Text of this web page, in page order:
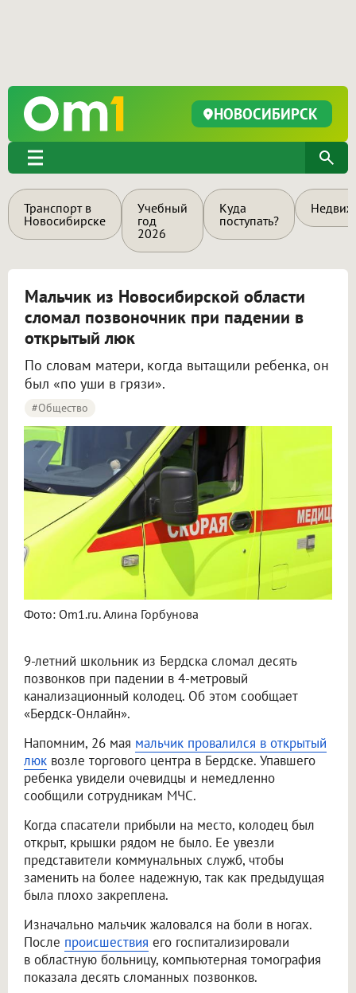
НОВОСИБИРСК
Транспорт в
Новосибирске
Учебный
год
2026
Куда
поступать?
Мальчик из Новосибирской области
сломал позвоночник при падении в
открытый люк
По словам матери, когда вытащили ребенка, он
был «по уши в грязи».
#Общество
Фото: Om1.ru. Алина Горбунова
9-летний школьник из Бердска сломал десять
позвонков при падении в 4-метровый
канализационный колодец. Об этом сообщает
«Бердск-Онлайн».
Напомним, 26 мая мальчик провалился в открытый
люк возле торгового центра в Бердске. Упавшего
ребенка увидели очевидцы и немедленно
сообщили сотрудникам МЧС.
Когда спасатели прибыли на место, колодец был
открыт, крышки рядом не было. Ее увезли
представители коммунальных служб, чтобы
заменить на более надежную, так как предыдущая
была плохо закреплена.
Изначально мальчик жаловался на боли в ногах.
После происшествия его госпитализировали
в областную больницу, компьютерная томография
показала десять сломанных позвонков.